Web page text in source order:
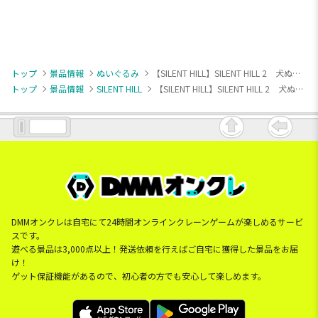
トップ 景品情報 ぬいぐるみ
【SILENT HILL】SILENT HILL 2 犬ぬいぐるみ
トップ
景品情報 SILENT HILL 【SILENT HILL】SILENT HILL 2 犬ぬいぐるみ
DMMオンクレは自宅にて24時間オンラインクレーンゲームが楽しめるサービ
スです。
遊べる景品は3,000点以上！発送依頼を行えばご自宅に獲得した景品をお届
け！
ゲット保証機能があるので、初心者の方でも安心して楽しめます。